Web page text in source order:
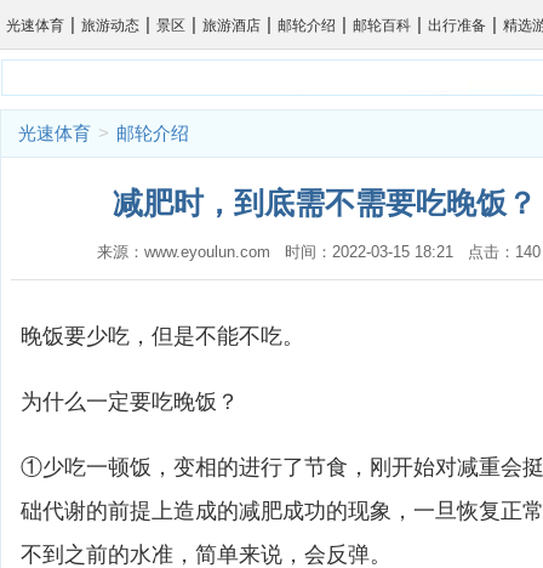
光速体育 | 旅游动态 | 景区 | 旅游酒店 | 邮轮介绍 | 邮轮百科 | 出行准备 | 精选
光速体育 > 邮轮介绍
减肥时，到底需不需要吃晚饭
来源：www.eyoulun.com 时间：2022-03-15 18:21 点击：
晚饭要少吃，但是不能不吃。
为什么一定要吃晚饭？
①少吃一顿饭，变相的进行了节食，刚开始对减重会
础代谢的前提上造成的减肥成功的现象，一旦恢复正
不到之前的水准，简单来说，会反弹。